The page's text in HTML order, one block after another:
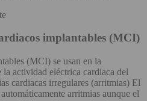
implantables (MCI)
(MCI) se usan en la
actividad eléctrica cardiaca del
cardiacas irregulares (arritmias) El
arritmias aunque el